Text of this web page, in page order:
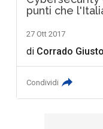
punti che
27 Ott 2017
di Corrado
Condividi